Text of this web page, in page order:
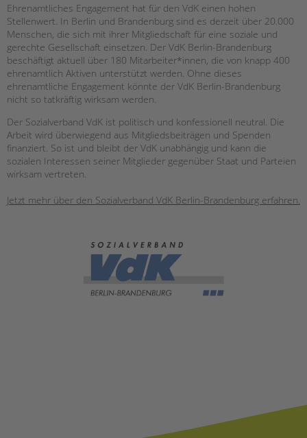
Magazin
KONTAKT
Impressum
Datenschutz
Hinweisgebersystem
Intranet
Ehrenamtliches Engagement hat für den VdK einen hohen
Stellenwert. In Berlin und Brandenburg sind es derzeit über 20.000
Menschen, die sich mit ihrer Mitgliedschaft für eine soziale und
gerechte Gesellschaft einsetzen. Der VdK Berlin-Brandenburg
beschäftigt aktuell über 180 Mitarbeiter*innen, die von knapp 400
ehrenamtlich Aktiven unterstützt werden. Ohne dieses
ehrenamtliche Engagement könnte der VdK Berlin-Brandenburg
nicht so tatkräftig wirksam werden.
Der Sozialverband VdK ist politisch und konfessionell neutral. Die
Arbeit wird überwiegend aus Mitgliedsbeiträgen und Spenden
finanziert. So ist und bleibt der VdK unabhängig und kann die
sozialen Interessen seiner Mitglieder gegenüber Staat und Parteien
wirksam vertreten.
Jetzt mehr über den Sozialverband VdK Berlin-Brandenburg erfahren.